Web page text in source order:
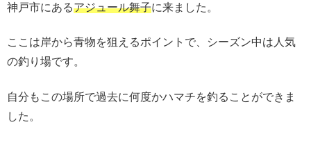
神戸市にあるアジュール舞子に来ました。
ここは岸から青物を狙えるポイントで、シーズン中は人気
の釣り場です。
自分もこの場所で過去に何度かハマチを釣ることができま
した。